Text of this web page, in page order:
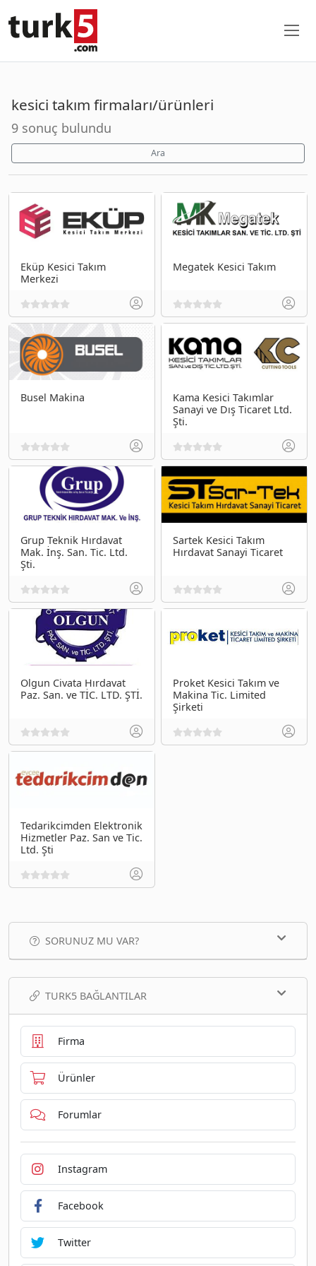
kesici takım firmaları/ürünleri
9 sonuç bulundu
Ara
Eküp Kesici Takım
Merkezi
Megatek Kesici Takım
Busel Makina
Kama Kesici Takımlar
Sanayi ve Dış Ticaret Ltd.
Şti.
Grup Teknik Hırdavat
Mak. İnş. San. Tic. Ltd.
Şti.
Sartek Kesici Takım
Hırdavat Sanayi Ticaret
Olgun Civata Hırdavat
Paz. San. ve TİC. LTD. ŞTİ.
Proket Kesici Takım ve
Makina Tic. Limited
Şirketi
Tedarikcimden Elektronik
Hizmetler Paz. San ve Tic.
Ltd. Şti
SORUNUZ MU VAR?
TURK5 BAĞLANTILAR
Firma
Ürünler
Forumlar
Instagram
Facebook
Twitter